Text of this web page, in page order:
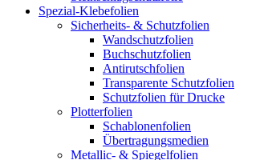
Spezial-Klebefolien
Sicherheits- & Schutzfolien
Wandschutzfolien
Buchschutzfolien
Antirutschfolien
Transparente Schutzfolien
Schutzfolien für Drucke
Plotterfolien
Schablonenfolien
Übertragungsmedien
Metallic- & Spiegelfolien